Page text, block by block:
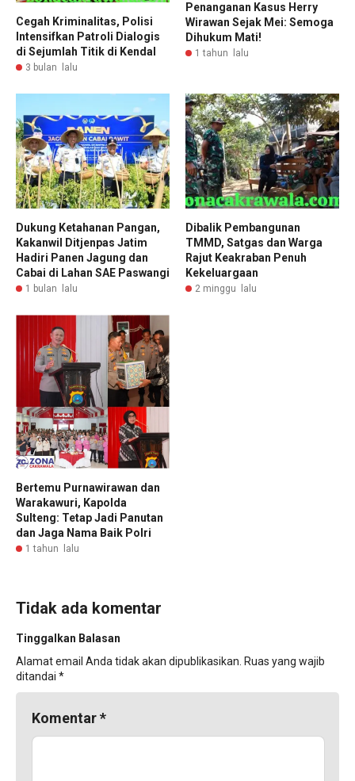
Cegah Kriminalitas, Polisi
Intensifkan Patroli Dialogis
di Sejumlah Titik di Kendal
3 bulan lalu
Penanganan Kasus Herry
Wirawan Sejak Mei: Semoga
Dihukum Mati!
1 tahun lalu
Dukung Ketahanan Pangan,
Kakanwil Ditjenpas Jatim
Hadiri Panen Jagung dan
Cabai di Lahan SAE Paswangi
1 bulan lalu
Dibalik Pembangunan
TMMD, Satgas dan Warga
Rajut Keakraban Penuh
Kekeluargaan
2 minggu lalu
Bertemu Purnawirawan dan
Warakawuri, Kapolda
Sulteng: Tetap Jadi Panutan
dan Jaga Nama Baik Polri
1 tahun lalu
Tidak ada komentar
Tinggalkan Balasan
Alamat email Anda tidak akan dipublikasikan. Ruas yang wajib
ditandai *
Komentar*